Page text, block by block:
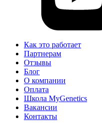
Как это работает
Партнерам
Отзывы
Блог
О компании
Оплата
Школа MyGenetics
Вакансии
Контакты